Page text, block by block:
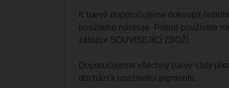
K barvě doporučujeme dokoupit
použitého nástroje. Pokud používáte
záložce SOUVISEJÍCÍ ZBOŽÍ.
Doporučujeme všechny barvy vždy
dochází k usazování pigmentu.